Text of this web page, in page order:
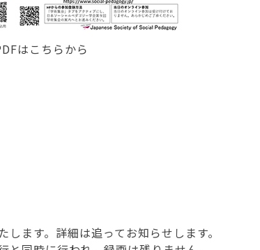
はこちらから
ます。詳細は追ってお知らせします。